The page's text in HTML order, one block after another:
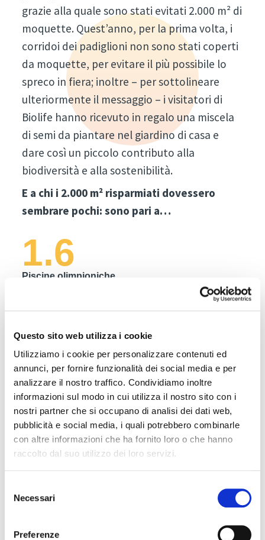
Questo sito web utilizza i cookie
Utilizziamo i cookie per personalizzare contenuti ed
annunci, per fornire funzionalità dei social media e per
analizzare il nostro traffico. Condividiamo inoltre
informazioni sul modo in cui utilizza il nostro sito con i
nostri partner che si occupano di analisi dei dati web,
pubblicità e social media, i quali potrebbero combinarle
con altre informazioni che ha fornito loro o che hanno
raccolto dal suo utilizzo dei loro servizi.
delNecessari
Preferenze
grazie alla quale sono stati evitati 2.000 m² di
moquette. Quest’anno, per la prima volta, i
corridoi dei padiglioni non sono stati coperti
da moquette, per evitare il più possibile lo
spreco in fiera; inoltre – per sottolineare
ulteriormente il messaggio – i visitatori di
Biolife hanno ricevuto in regalo una miscela
di semi da piantare nel giardino di casa e
dare così un piccolo contributo alla
biodiversità e alla sostenibilità.
E a chi i 2.000 m² risparmiati dovessero
sembrare pochi: sono pari a…
1.6
Piscine olimpioniche
2.5
Campi da pallamano
7.8
100